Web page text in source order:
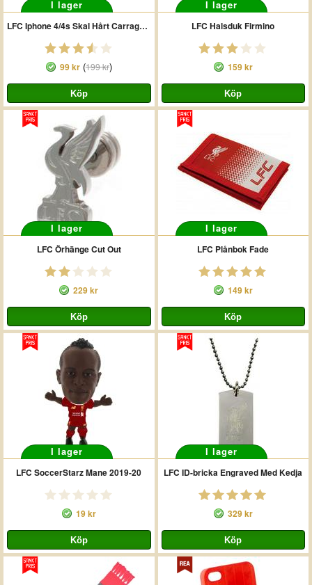
I lager
LFC Iphone 4/4s Skal Hårt Carragher
99 kr(199 kr)
I lager
LFC Halsduk Firmino
159 kr
I lager
LFC Örhänge Cut Out
229 kr
I lager
LFC Plånbok Fade
149 kr
I lager
LFC SoccerStarz Mane 2019-20
19 kr
I lager
LFC ID-bricka Engraved Med Kedja
329 kr